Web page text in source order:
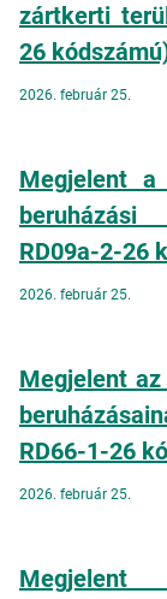
zártkerti
26
2026. február 25.
Megjelent a
RD09a-2-26
2026. február 25.
Megjelent
RD66-1-26
2026. február 25.